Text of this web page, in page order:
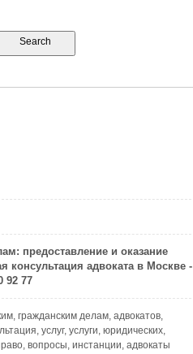
предоставление и оказание
консультация адвоката в Москве -
92 77
гражданским делам, адвокатов,
услуг, услуги, юридических,
вопросы, инстанции, адвокаты